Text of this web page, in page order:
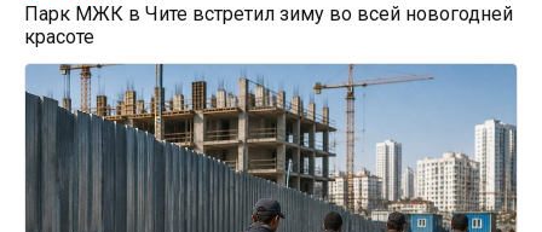
Парк МЖК в Чите встретил зиму во всей новогодней
красоте